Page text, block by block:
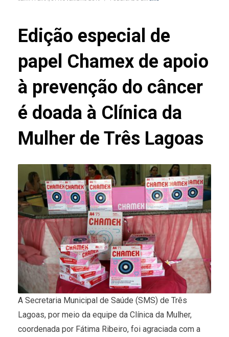
Edição especial de
papel Chamex de apoio
à prevenção do câncer
é doada à Clínica da
Mulher de Três Lagoas
A Secretaria Municipal de Saúde (SMS) de Três
Lagoas, por meio da equipe da Clínica da Mulher,
coordenada por Fátima Ribeiro, foi agraciada com a